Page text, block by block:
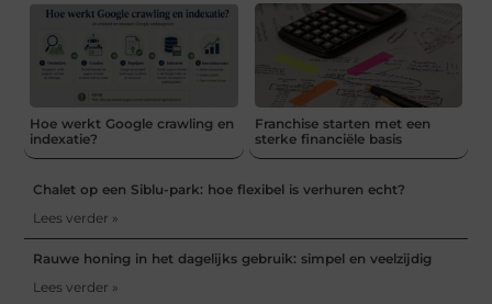
Hoe werkt Google crawling en
indexatie?
Franchise starten met een
sterke financiële basis
Chalet op een Siblu-park: hoe flexibel is verhuren echt?
Lees verder »
Rauwe honing in het dagelijks gebruik: simpel en veelzijdig
Lees verder »